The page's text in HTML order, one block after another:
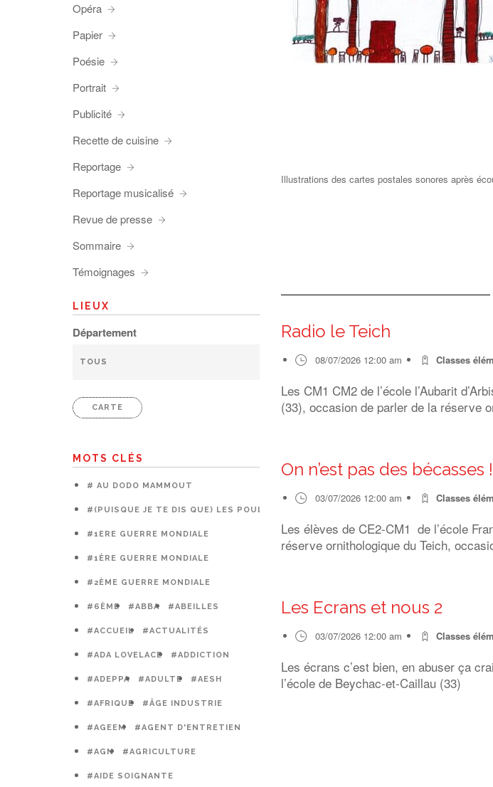
Illustrations des cartes postales sonores après
Radio le Teich
08/07/2026 12:00 am Classes
Les CM1 CM2 de l’école l’Aubarit
(33), occasion de parler de la réserve
On n’est pas des bécasses !
03/07/2026 12:00 am Classes
Les élèves de CE2-CM1 de l’école
réserve ornithologique du Teich,
Les Ecrans et nous 2
03/07/2026 12:00 am Classes
Les écrans c’est bien, en abuser ça
l’école de Beychac-et-Caillau (33)
Opéra
Papier
Poésie
Portrait
Publicité
Recette de cuisine
Reportage
Reportage musicalisé
Revue de presse
Sommaire
Témoignages
LIEUX
Département
CARTE
MOTS CLÉS
# AU DODO MAMMOUT
#(PUISQUE JE TE DIS QUE) LES POULES PRÉFÈRENT LES CAGES
#1ERE GUERRE MONDIALE
#1ÈRE GUERRE MONDIALE
#2ÈME GUERRE MONDIALE
#6ÈME #ABBA #ABEILLES
#ACCUEIL #ACTUALITÉS
#ADA LOVELACE #ADDICTION
#ADEPPA #ADULTE #AESH
#AFRIQUE #ÂGE INDUSTRIE
#AGEEM #AGENT D'ENTRETIEN
#AGN #AGRICULTURE
#AIDE SOIGNANTE